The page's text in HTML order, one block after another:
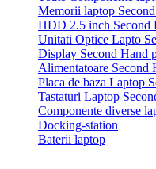
Memorii laptop
HDD 2.5 inch Second
Unitati Optice Lapto
Display Second Hand
Alimentatoare Second
Placa de baza Laptop
Tastaturi Laptop
Componente diverse
Docking-station
Baterii laptop